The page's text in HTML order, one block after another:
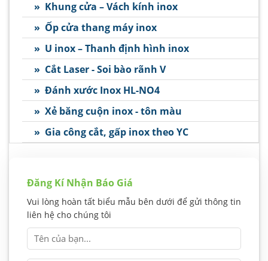
» Khung cửa – Vách kính inox
» Ốp cửa thang máy inox
» U inox – Thanh định hình inox
» Cắt Laser - Soi bào rãnh V
» Đánh xước Inox HL-NO4
» Xẻ băng cuộn inox - tôn màu
» Gia công cắt, gấp inox theo YC
Đăng Kí Nhận Báo Giá
Vui lòng hoàn tất biểu mẫu bên dưới để gửi thông tin
liên hệ cho chúng tôi